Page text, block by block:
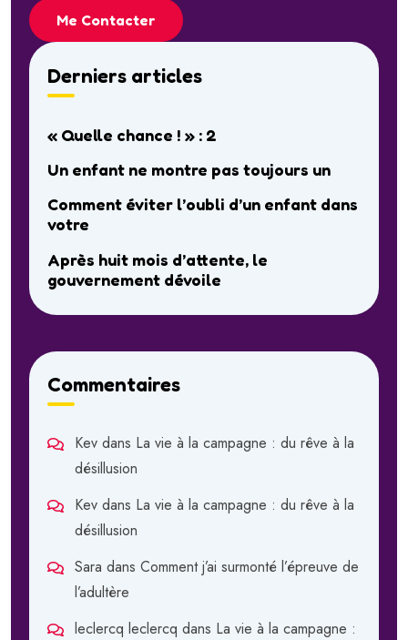
Me Contacter
Derniers articles
« Quelle chance ! » : 2
Un enfant ne montre pas toujours un
Comment éviter l’oubli d’un enfant dans
votre
Après huit mois d’attente, le
gouvernement dévoile
Commentaires
Kev dans La vie à la campagne : du rêve à la
désillusion
Kev dans La vie à la campagne : du rêve à la
désillusion
Sara dans Comment j’ai surmonté l’épreuve de
l’adultère
leclercq leclercq dans La vie à la campagne :